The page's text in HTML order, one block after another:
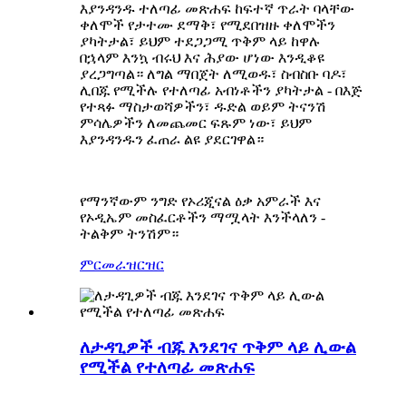
እያንዳንዱ ተለጣፊ መጽሐፍ ከፍተኛ ጥራት ባላቸው
ቀለሞች የታተሙ ደማቅ፣ የሚደበዝዙ ቀለሞችን
ያካትታል፣ ይህም ተደጋጋሚ ጥቅም ላይ ከዋሉ
በኋላም እንኳ ብሩህ እና ሕያው ሆነው እንዲቆዩ
ያረጋግጣል። ለግል ማበጀት ለሚወዱ፣ ስብስቡ ባዶ፣
ሊበጁ የሚችሉ የተለጣፊ አብነቶችን ያካትታል - በእጅ
የተጻፉ ማስታወሻዎችን፣ ዱድል ወይም ትናንሽ
ምሳሌዎችን ለመጨመር ፍጹም ነው፣ ይህም
እያንዳንዱን ፈጠራ ልዩ ያደርገዋል።
የማንኛውም ንግድ የኦሪጂናል ዕቃ አምራች እና
የኦዲኤም መስፈርቶችን ማሟላት እንችላለን -
ትልቅም ትንሽም።
ምርመራዝርዝር
ለታዳጊዎች ብጁ እንደገና ጥቅም ላይ ሊውል
የሚችል የተለጣፊ መጽሐፍ